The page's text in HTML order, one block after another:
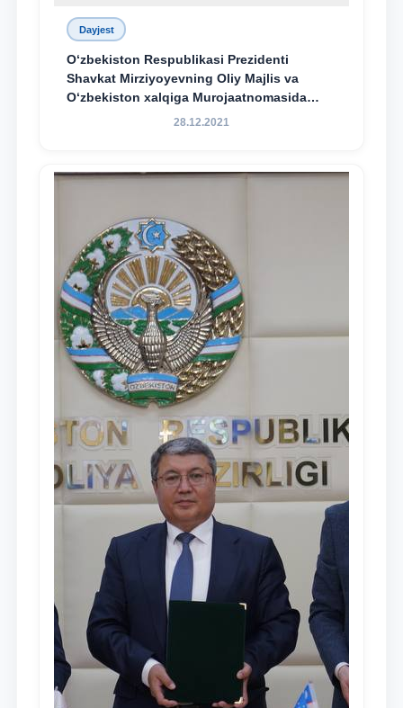
Dayjest
O‘zbekiston Respublikasi Prezidenti
Shavkat Mirziyoyevning Oliy Majlis va
O‘zbekiston xalqiga Murojaatnomasida
belgilangan vazifalar mazmun-mohiyatini
dayjesti
28.12.2021